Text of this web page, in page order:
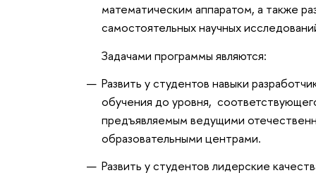
математическим аппаратом, а также
самостоятельных научных
Задачами программы являются:
Развить у студентов навыки
обучения до уровня,
предъявляемым ведущими
образовательными центрами.
Развить у студентов лидерские